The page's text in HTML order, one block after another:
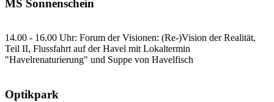
MS Sonnenschein
14.00 - 16.00 Uhr: Forum der Visionen: (Re-)Vision der Realität,
Teil II, Flussfahrt auf der Havel mit Lokaltermin
"Havelrenaturierung" und Suppe von Havelfisch
Optikpark